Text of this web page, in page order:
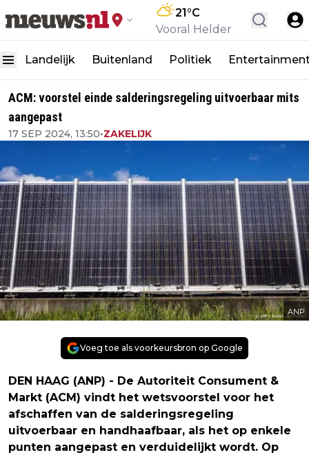
21°C
Vooral Helder
Landelijk Buitenland Politiek
ACM: voorstel einde salderingsregeling uitvoerbaar mits
aangepast
17 SEP 2024, 13:50•ZAKELIJK
ANP
Voeg toe als voorkeursbron op Google
DEN HAAG (ANP) - De Autoriteit Consument &
Markt (ACM) vindt het wetsvoorstel voor het
afschaffen van de salderingsregeling
uitvoerbaar en handhaafbaar, als het op enkele
punten aangepast en verduidelijkt wordt. Op